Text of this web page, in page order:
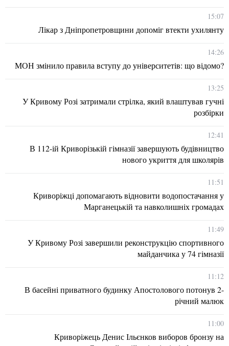
15:07
Лікар з Дніпропетровщини допоміг втекти ухилянту
14:26
МОН змінило правила вступу до університетів: що відомо?
13:25
У Кривому Розі затримали стрілка, який влаштував гучні
розбірки
12:41
В 112-ій Криворізькій гімназії завершують будівництво
нового укриття для школярів
11:51
Криворіжці допомагають відновити водопостачання у
Марганецькій та навколишніх громадах
11:49
У Кривому Розі завершили реконструкцію спортивного
майданчика у 74 гімназії
11:12
В басейні приватного будинку Апостолового потонув 2-
річний малюк
11:00
Криворіжець Денис Ільєнков виборов бронзу на